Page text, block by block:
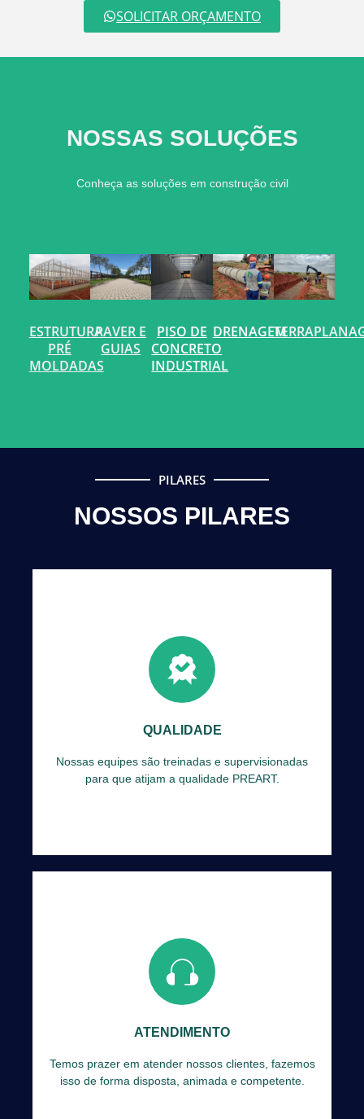
SOLICITAR ORÇAMENTO
NOSSAS SOLUÇÕES
Conheça as soluções em construção civil
ESTRUTURA
PRÉ
MOLDADAS
PAVER E
GUIAS
PISO DE
CONCRETO
INDUSTRIAL
DRENAGEM
PILARES
NOSSOS PILARES
QUALIDADE
Nossas equipes são treinadas e supervisionadas
para que atijam a qualidade PREART.
Nossas equipes são treinadas e
supervisionadas para que atijam a qualidade
PREART.
SABER MAIS
ATENDIMENTO
Temos prazer em atender nossos clientes, fazemos
isso de forma disposta, animada e competente.
Temos prazer em atender nossos clientes,
fazemos isso de forma disposta, animada e
competente.